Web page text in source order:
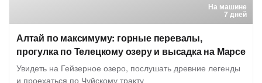
На машине
7 дней
Алтай по максимуму: горные перевалы,
прогулка по Телецкому озеру и высадка на Марсе
Увидеть на Гейзерное озеро, послушать древние легенды
и проехаться по Чуйскому тракту